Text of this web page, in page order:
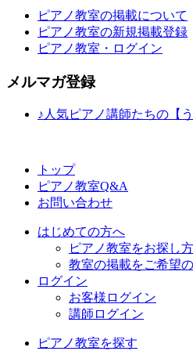
ピアノ教室の掲載について
ピアノ教室の新規掲載登録
ピアノ教室・ログイン
メルマガ登録
♪人気ピアノ講師たちの【
トップ
ピアノ教室Q&A
お問い合わせ
はじめての方へ
ピアノ教室をお探し方
教室の掲載をご希望
ログイン
お客様ログイン
講師ログイン
ピアノ教室を探す